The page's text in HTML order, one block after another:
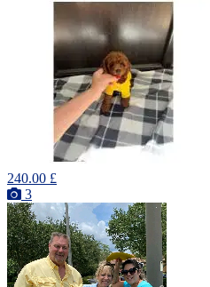
240.00 £
3